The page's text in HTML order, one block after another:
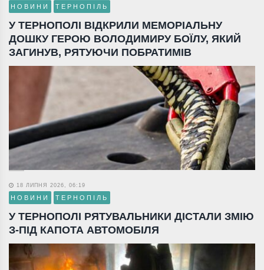
НОВИНИ ТЕРНОПІЛЬ
У ТЕРНОПОЛІ ВІДКРИЛИ МЕМОРІАЛЬНУ
ДОШКУ ГЕРОЮ ВОЛОДИМИРУ БОЇЛУ, ЯКИЙ
ЗАГИНУВ, РЯТУЮЧИ ПОБРАТИМІВ
18 ЛИПНЯ 2026, 06:19
НОВИНИ ТЕРНОПІЛЬ
У ТЕРНОПОЛІ РЯТУВАЛЬНИКИ ДІСТАЛИ ЗМІЮ
З-ПІД КАПОТА АВТОМОБІЛЯ